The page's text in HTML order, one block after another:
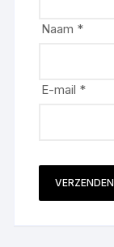
Naam *
E-mail *